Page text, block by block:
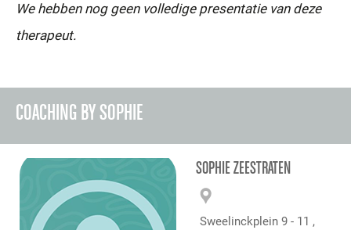
We hebben nog geen volledige presentatie van deze
therapeut.
COACHING BY SOPHIE
SOPHIE ZEESTRATEN
Sweelinckplein 9 - 11 ,